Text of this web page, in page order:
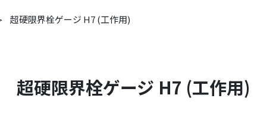
超硬限界栓ゲージ H7 (工作用)
超硬限界栓ゲージ H7 (工作用)